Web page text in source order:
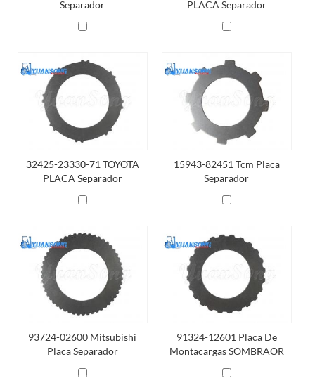
Separador
PLACA Separador
32425-23330-71 TOYOTA
PLACA Separador
15943-82451 Tcm Placa
Separador
93724-02600 Mitsubishi
Placa Separador
91324-12601 Placa De
Montacargas SOMBRAOR